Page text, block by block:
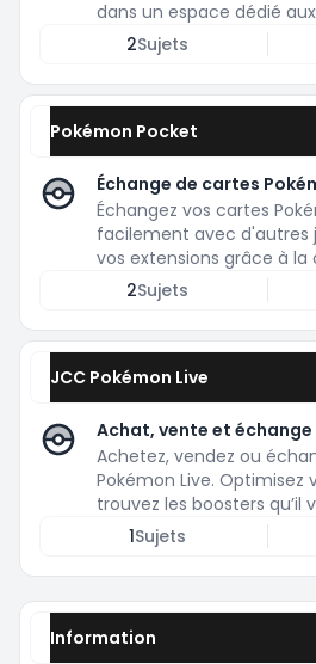
dans un espace dédié
2Sujets
Pokémon Pocket
Échange de cartes
Échangez vos cartes
facilement avec d'autres
vos extensions grâce à
2Sujets
JCC Pokémon Live
Achat, vente et
Achetez, vendez ou
Pokémon Live. Optimisez
trouvez les boosters qu’il
1Sujets
Information